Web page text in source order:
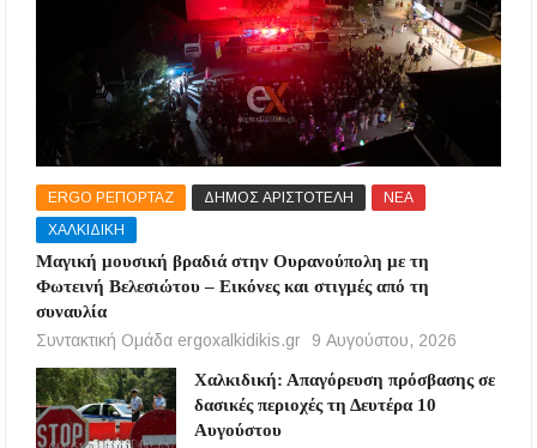
ERGO ΡΕΠΟΡΤΑΖ ΔΗΜΟΣ ΑΡΙΣΤΟΤΕΛΗ
ΝΕΑ
ΧΑΛΚΙΔΙΚΗ
Μαγική μουσική βραδιά στην Ουρανούπολη με τη
Φωτεινή Βελεσιώτου – Εικόνες και στιγμές από τη
συναυλία
Συντακτική Ομάδα ergoxalkidikis.gr
9 Αυγούστου, 2026
Χαλκιδική: Απαγόρευση πρόσβασης σε
δασικές περιοχές τη Δευτέρα 10
Αυγούστου